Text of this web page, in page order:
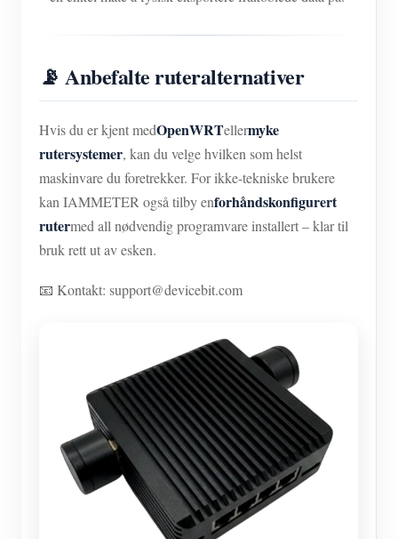
📡 Anbefalte ruteralternativer
Hvis du er kjent medOpenWRTellermyke
rutersystemer, kan du velge hvilken som helst
maskinvare du foretrekker. For ikke-tekniske brukere
kan IAMMETER også tilby enforhåndskonfigurert
rutermed all nødvendig programvare installert – klar til
bruk rett ut av esken.
📧 Kontakt: support@devicebit.com